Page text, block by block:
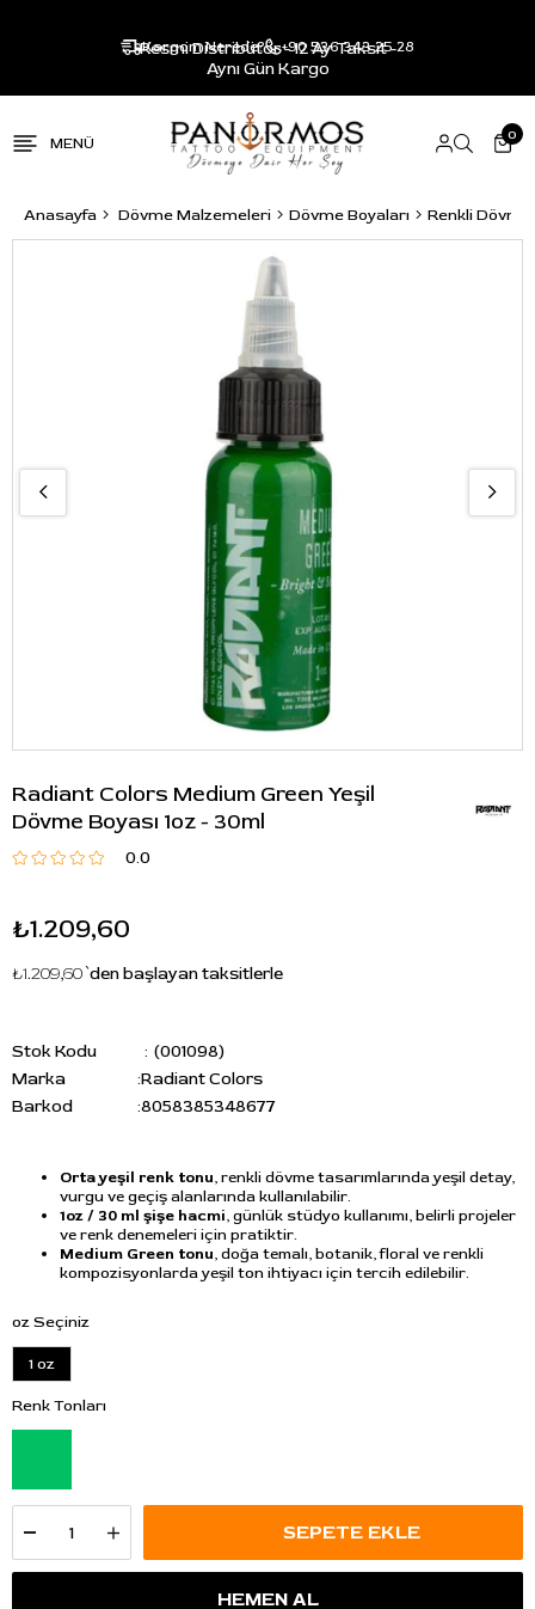
Resmi Distribütör - 12 Ay Taksit -
Aynı Gün Kargo
Kargom Nerede? +90 536 343 25 28
0
Anasayfa Dövme Malzemeleri Dövme Boyaları Renkli Dövme
Radiant Colors Medium Green Yeşil
Dövme Boyası 1oz - 30ml
0.0
₺1.209,60
₺1.209,60`den başlayan taksitlerle
Stok Kodu
(001098)
Marka
:Radiant Colors
Barkod
:8058385348677
Orta yeşil renk tonu, renkli dövme tasarımlarında yeşil detay,
vurgu ve geçiş alanlarında kullanılabilir.
1oz / 30 ml şişe hacmi, günlük stüdyo kullanımı, belirli projeler
ve renk denemeleri için pratiktir.
Medium Green tonu, doğa temalı, botanik, floral ve renkli
kompozisyonlarda yeşil ton ihtiyacı için tercih edilebilir.
oz Seçiniz
1 oz
Renk Tonları